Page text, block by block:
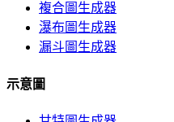
複合圖生成器
瀑布圖生成器
漏斗圖生成器
示意圖